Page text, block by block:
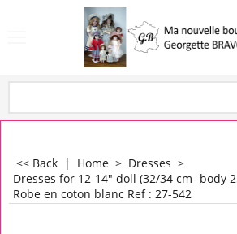
<< Back | Home > Dresses >
Dresses for 12-14" doll (32/34 cm- body
Robe en coton blanc Ref : 27-542